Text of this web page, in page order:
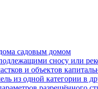
садовым домом
сносу или
и объектов
из одной категории в